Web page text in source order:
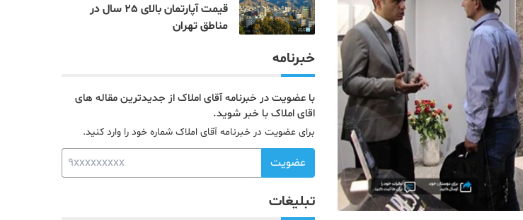
قیمت آپارتمان بالای 25 سال در
مناطق تهران
خبرنامه
با عضویت در خبرنامه آقای املاک از جدیدترین مقاله های
اقای املاک با خبر شوید.
برای عضویت در خبرنامه آقای املاک شماره خود را وارد کنید.
عضویت
تبلیغات